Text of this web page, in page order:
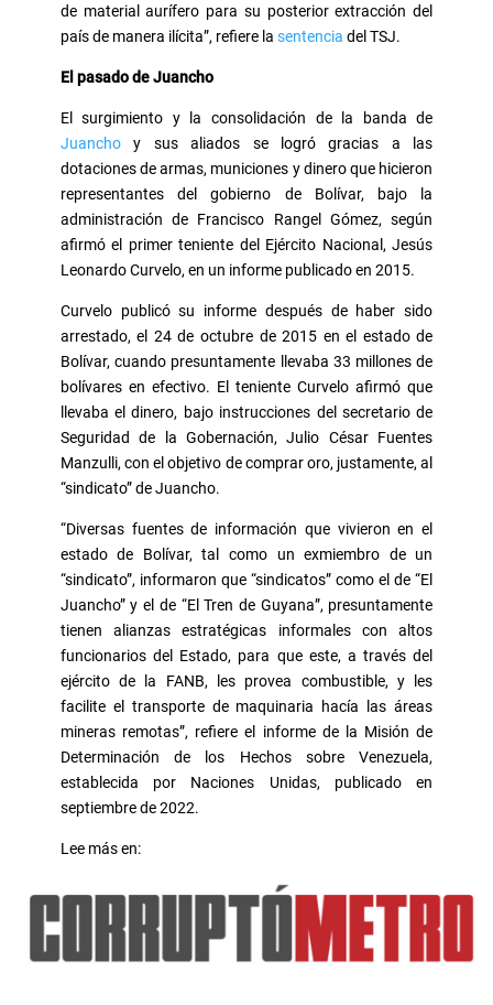
de material aurífero para su posterior extracción del
país de manera ilícita”, refiere la sentencia del TSJ.
El pasado de Juancho
El surgimiento y la consolidación de la banda de
Juanchoy sus aliados se logró gracias a las
dotaciones de armas, municiones y dinero que hicieron
representantes del gobierno de Bolívar, bajo la
administración de Francisco Rangel Gómez, según
afirmó el primer teniente del Ejército Nacional, Jesús
Leonardo Curvelo, en un informe publicado en 2015.
Curvelo publicó su informe después de haber sido
arrestado, el 24 de octubre de 2015 en el estado de
Bolívar, cuando presuntamente llevaba 33 millones de
bolívares en efectivo. El teniente Curvelo afirmó que
llevaba el dinero, bajo instrucciones del secretario de
Seguridad de la Gobernación, Julio César Fuentes
Manzulli, con el objetivo de comprar oro, justamente, al
“sindicato” de Juancho.
“Diversas fuentes de información que vivieron en el
estado de Bolívar, tal como un exmiembro de un
“sindicato”, informaron que “sindicatos” como el de “El
Juancho” y el de “El Tren de Guyana”, presuntamente
tienen alianzas estratégicas informales con altos
funcionarios del Estado, para que este, a través del
ejército de la FANB, les provea combustible, y les
facilite el transporte de maquinaria hacía las áreas
mineras remotas”, refiere el informe de la Misión de
Determinación de los Hechos sobre Venezuela,
establecida por Naciones Unidas, publicado en
septiembre de 2022.
Lee más en: